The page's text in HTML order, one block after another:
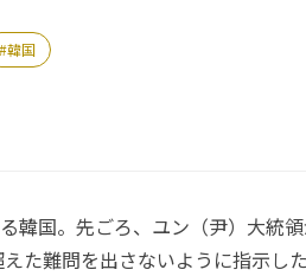
韓国
韓国。先ごろ、ユン（尹）大統
た難問を出さないように指示し